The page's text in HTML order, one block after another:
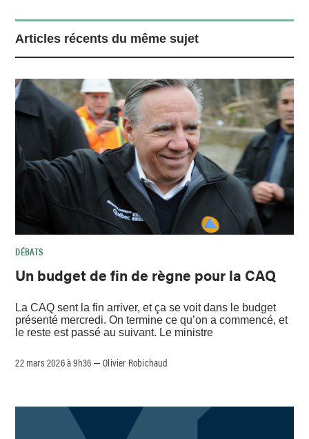
Articles récents du même sujet
DÉBATS
Un budget de fin de règne pour la CAQ
La CAQ sent la fin arriver, et ça se voit dans le budget
présenté mercredi. On termine ce qu’on a commencé, et
le reste est passé au suivant. Le ministre
22 mars 2026 à 9h36 –Olivier Robichaud